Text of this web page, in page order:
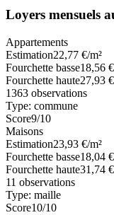
Loyers mensuels
Appartements
Estimation22,77 €/m²
Fourchette basse18,56
Fourchette haute27,93
1363 observations
Type: commune
Score9/10
Maisons
Estimation23,93 €/m²
Fourchette basse18,04
Fourchette haute31,74
11 observations
Type: maille
Score10/10